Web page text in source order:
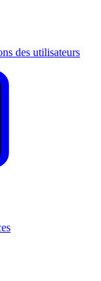
des utilisateurs